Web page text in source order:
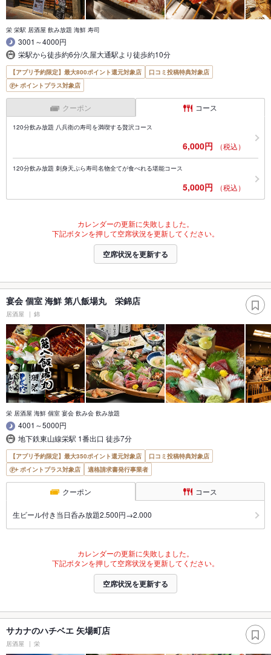
栄 栄駅 居酒屋 飲み放題 海鮮 寿司
3001～4000円
栄駅から徒歩約6分/久屋大通駅より徒歩約10分
【アプリ予約限定】最大800ポイント還元対象店
口コミ投稿特典対象店
ポイントプラス対象店
クーポン コース
120分飲み放題 八兵衛の寿司を満喫する贅沢コース
6,000円 （税込）
120分飲み放題 刺身天ぷら寿司名物全てが食べれる堪能コース
5,000円 （税込）
カレンダーの更新に失敗しました。
下記ボタンを押して空席状況を更新してください。
空席状況を更新する
宴会 個室 海鮮 第八飯場丸 栄錦店
居酒屋 錦
栄 居酒屋 海鮮 個室 宴会 飲み会 飲み放題
4001～5000円
地下鉄東山線栄駅 1番出口 徒歩7分
【アプリ予約限定】最大350ポイント還元対象店
口コミ投稿特典対象店
ポイントプラス対象店
適格請求書発行事業者
クーポン コース
生ビール付き当日呑み放題2.500円→2.000
カレンダーの更新に失敗しました。
下記ボタンを押して空席状況を更新してください。
空席状況を更新する
サカナのハチベエ 矢場町店
居酒屋 栄